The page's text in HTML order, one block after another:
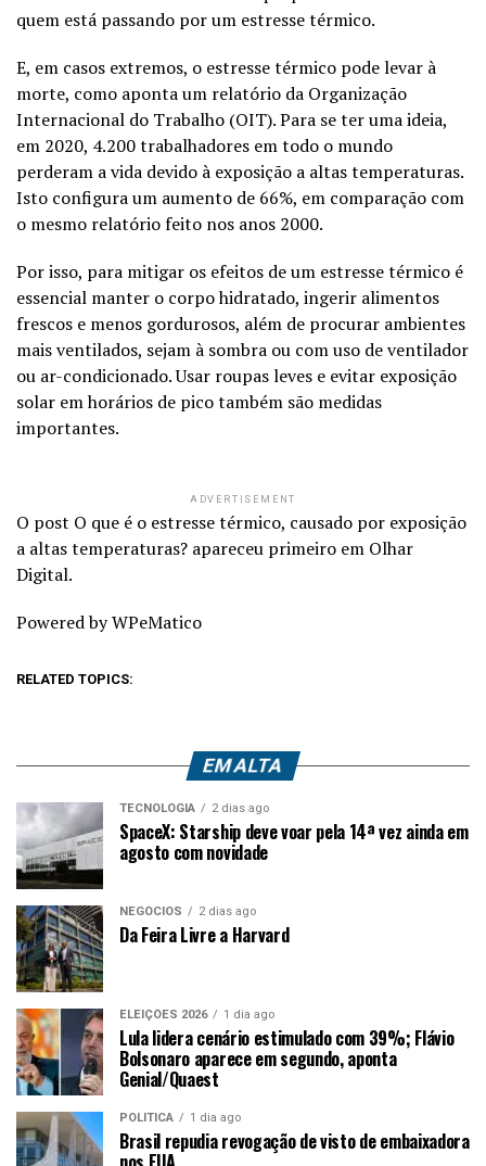
quem está passando por um estresse térmico.
E, em casos extremos, o estresse térmico pode levar à
morte, como aponta um relatório da Organização
Internacional do Trabalho (OIT). Para se ter uma ideia,
em 2020, 4.200 trabalhadores em todo o mundo
perderam a vida devido à exposição a altas temperaturas.
Isto configura um aumento de 66%, em comparação com
o mesmo relatório feito nos anos 2000.
Por isso, para mitigar os efeitos de um estresse térmico é
essencial manter o corpo hidratado, ingerir alimentos
frescos e menos gordurosos, além de procurar ambientes
mais ventilados, sejam à sombra ou com uso de ventilador
ou ar-condicionado. Usar roupas leves e evitar exposição
solar em horários de pico também são medidas
importantes.
ADVERTISEMENT
O post O que é o estresse térmico, causado por exposição
a altas temperaturas? apareceu primeiro em Olhar
Digital.
Powered by WPeMatico
RELATED TOPICS:
EM ALTA
TECNOLOGIA 2 dias ago
SpaceX: Starship deve voar pela 14ª vez ainda em
agosto com novidade
NEGÓCIOS 2 dias ago
Da Feira Livre a Harvard
ELEIÇÕES 2026 1 dia ago
Lula lidera cenário estimulado com 39%; Flávio
Bolsonaro aparece em segundo, aponta
Genial/Quaest
POLÍTICA 1 dia ago
Brasil repudia revogação de visto de embaixadora